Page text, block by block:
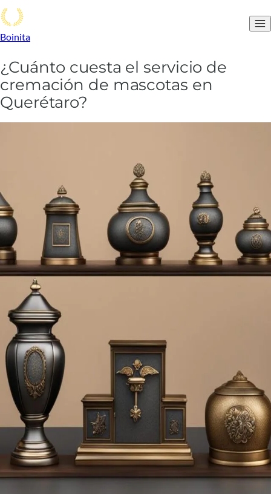
Boinita
¿Cuánto cuesta el servicio de
cremación de mascotas en
Querétaro?